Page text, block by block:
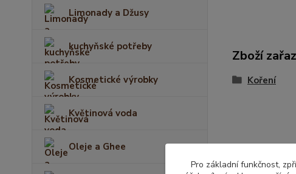
Limonady a Džusy
kuchyňské potřeby
Kosmetické výrobky
Květinová voda
Oleje a Ghee
Zboží
Koření
Pro základní funkčnost,